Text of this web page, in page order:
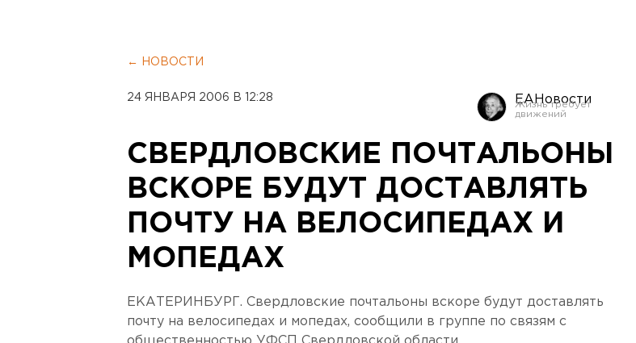
← НОВОСТИ
24 ЯНВАРЯ 2006 В 12:28 ЕАНовости
СВЕРДЛОВСКИЕ ПОЧТАЛЬОНЫ
ВСКОРЕ БУДУТ ДОСТАВЛЯТЬ
ПОЧТУ НА ВЕЛОСИПЕДАХ И
МОПЕДАХ
ЕКАТЕРИНБУРГ. Свердловские почтальоны вскоре будут доставлять
почту на велосипедах и мопедах, сообщили в группе по связям с